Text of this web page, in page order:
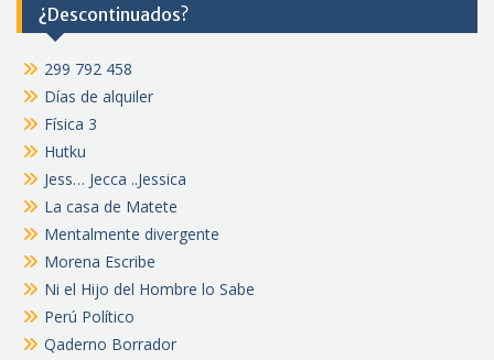
¿Descontinuados?
299 792 458
Días de alquiler
Física 3
Hutku
Jess… Jecca ..Jessica
La casa de Matete
Mentalmente divergente
Morena Escribe
Ni el Hijo del Hombre lo Sabe
Perú Político
Qaderno Borrador